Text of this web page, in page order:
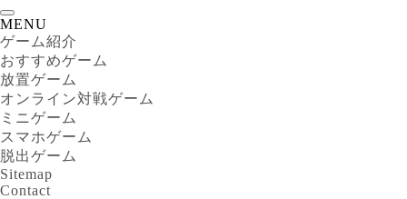
MENU
ゲーム紹介
おすすめゲーム
放置ゲーム
オンライン対戦ゲーム
ミニゲーム
スマホゲーム
脱出ゲーム
Sitemap
Contact